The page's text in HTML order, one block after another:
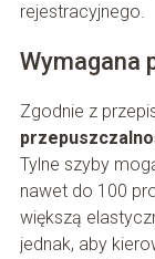
rejestracyjnego.
Wymagana
Zgodnie z
Tylne szyby
nawet do 100
większą
jednak, aby